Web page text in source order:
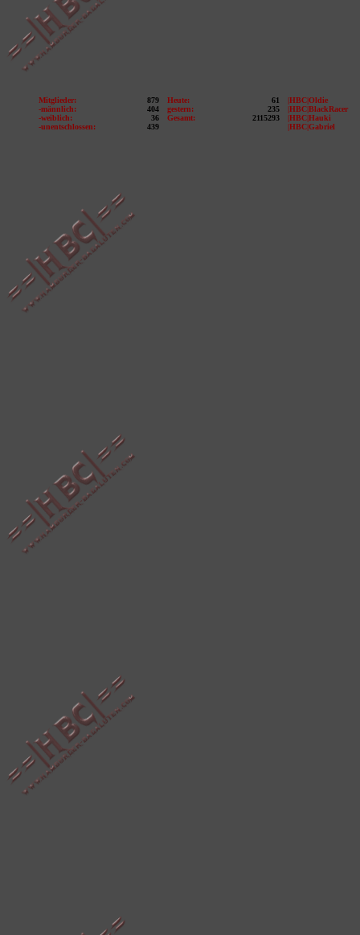
Mitglieder:
879
-männlich:
404
-weiblich:
36
-unentschlossen:
439
Heute:
61
gestern:
235
Gesamt:
2115293
|HBC|Oldie
|HBC|BlackRacer
|HBC|Hauki
|HBC|Gabriel